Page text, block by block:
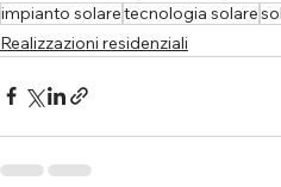
impianto solaretecnologia solare
Realizzazioni residenziali